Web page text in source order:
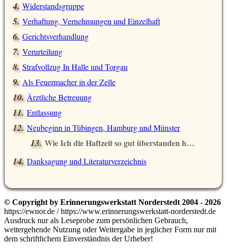
Widerstandsgruppe
Verhaftung, Vernehmungen und Einzelhaft
Gerichtsverhandlung
Verurteilung
Strafvollzug In Halle und Torgau
Als Feuermacher in der Zelle
Ärztliche Betreuung
Entlassung
Neubeginn in Tübingen, Hamburg und Münster
Wie Ich die Haftzeit so gut überstanden habe
Danksagung und Literaturverzeichnis
© Copyright by Erinnerungswerkstatt Norderstedt 2004 - 2026
https://ewnor.de / https://www.erinnerungswerkstatt-norderstedt.de
Ausdruck nur als Leseprobe zum persönlichen Gebrauch,
weitergehende Nutzung oder Weitergabe in jeglicher Form nur mit
dem schriftlichem Einverständnis der Urheber!